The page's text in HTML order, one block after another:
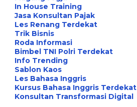
In House Training
Jasa Konsultan Pajak
Les Renang Terdekat
Trik Bisnis
Roda Informasi
Bimbel TNI Polri Terdekat
Info Trending
Sablon Kaos
Les Bahasa Inggris
Kursus Bahasa Inggris Terdekat
Konsultan Transformasi Digital